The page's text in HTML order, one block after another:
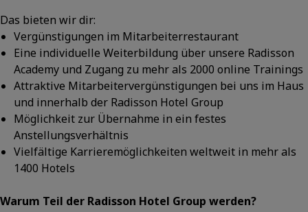
Das bieten wir dir:
Vergünstigungen im Mitarbeiterrestaurant
Eine individuelle Weiterbildung über unsere Radisson
Academy und Zugang zu mehr als 2000 online Trainings
Attraktive Mitarbeitervergünstigungen bei uns im Haus
und innerhalb der Radisson Hotel Group
Möglichkeit zur Übernahme in ein festes
Anstellungsverhältnis
Vielfältige Karrieremöglichkeiten weltweit in mehr als
1400 Hotels
Warum Teil der Radisson Hotel Group werden?